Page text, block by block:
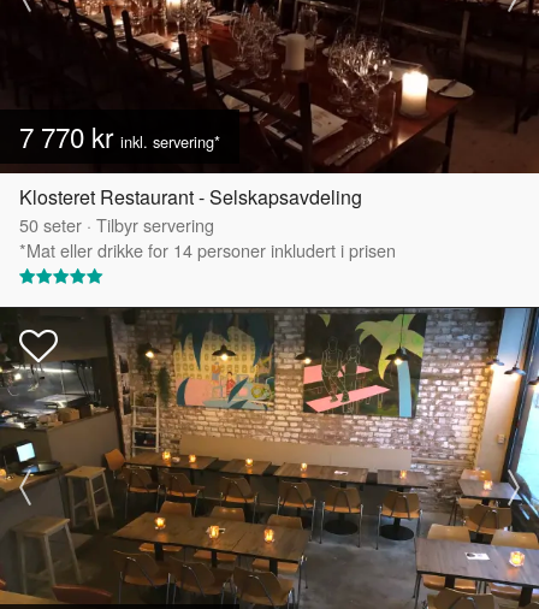
7 770 kr inkl. servering*
Klosteret Restaurant - Selskapsavdeling
50seter · Tilbyr servering
*Mat eller drikke for 14 personer inkludert i prisen